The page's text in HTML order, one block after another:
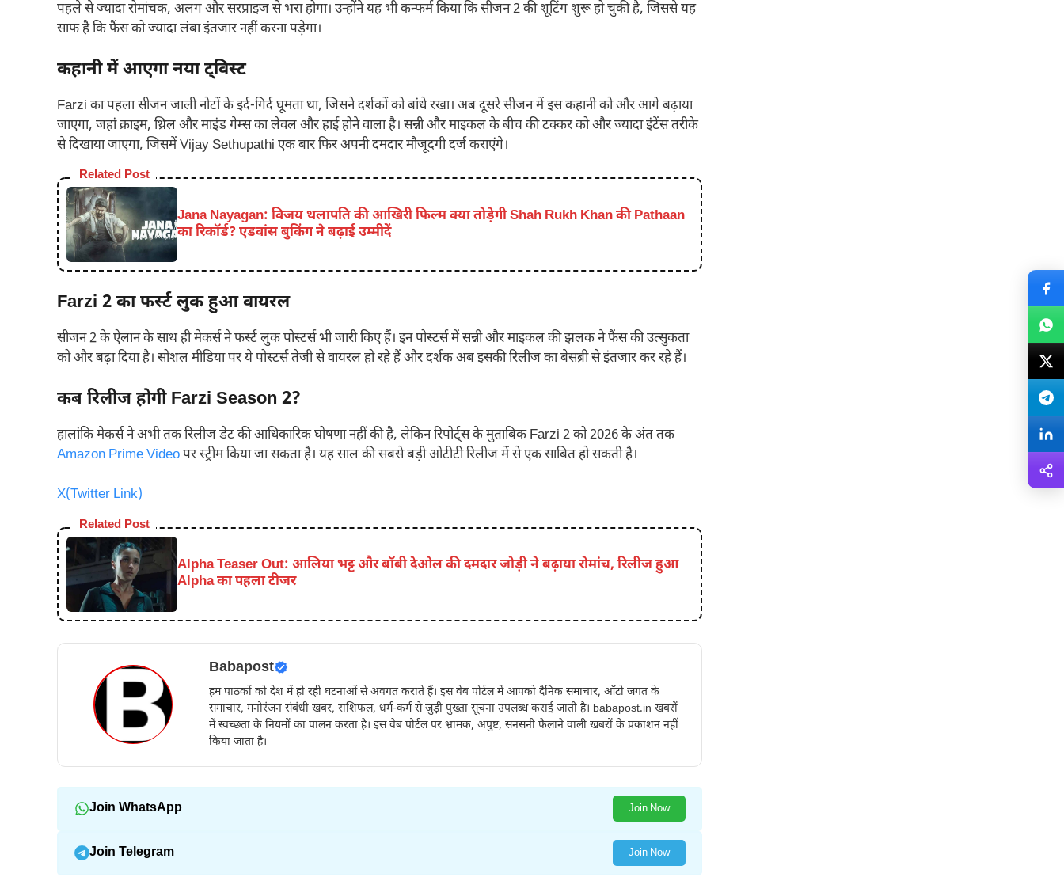
पहले से ज्यादा रोमांचक, अलग और सरप्राइज से भरा होगा। उन्होंने यह भी कन्फर्म किया कि सीजन 2 की शूटिंग शुरू हो चुकी है, जिससे यह
साफ है कि फैंस को ज्यादा लंबा इंतजार नहीं करना पड़ेगा।
कहानी में आएगा नया ट्विस्ट
Farzi का पहला सीजन जाली नोटों के इर्द-गिर्द घूमता था, जिसने दर्शकों को बांधे रखा। अब दूसरे सीजन में इस कहानी को और आगे बढ़ाया
जाएगा, जहां क्राइम, थ्रिल और माइंड गेम्स का लेवल और हाई होने वाला है। सन्नी और माइकल के बीच की टक्कर को और ज्यादा इंटेंस तरीके
से दिखाया जाएगा, जिसमें Vijay Sethupathi एक बार फिर अपनी दमदार मौजूदगी दर्ज कराएंगे।
Related Post
Jana Nayagan: विजय थलापति की आखिरी फिल्म क्या तोड़ेगी Shah Rukh Khan की Pathaan
का रिकॉर्ड? एडवांस बुकिंग ने बढ़ाई उम्मीदें
Farzi 2 का फर्स्ट लुक हुआ वायरल
सीजन 2 के ऐलान के साथ ही मेकर्स ने फर्स्ट लुक पोस्टर्स भी जारी किए हैं। इन पोस्टर्स में सन्नी और माइकल की झलक ने फैंस की उत्सुकता
को और बढ़ा दिया है। सोशल मीडिया पर ये पोस्टर्स तेजी से वायरल हो रहे हैं और दर्शक अब इसकी रिलीज का बेसब्री से इंतजार कर रहे हैं।
कब रिलीज होगी Farzi Season 2?
हालांकि मेकर्स ने अभी तक रिलीज डेट की आधिकारिक घोषणा नहीं की है, लेकिन रिपोर्ट्स के मुताबिक Farzi 2 को 2026 के अंत तक
Amazon Prime Videoपर स्ट्रीम किया जा सकता है। यह साल की सबसे बड़ी ओटीटी रिलीज में से एक साबित हो सकती है।
X(Twitter Link)
Related Post
Alpha Teaser Out: आलिया भट्ट और बॉबी देओल की दमदार जोड़ी ने बढ़ाया रोमांच, रिलीज हुआ
Alpha का पहला टीजर
Babapost
हम पाठकों को देश में हो रही घटनाओं से अवगत कराते हैं। इस वेब पोर्टल में आपको दैनिक समाचार, ऑटो जगत के
समाचार, मनोरंजन संबंधी खबर, राशिफल, धर्म-कर्म से जुड़ी पुख्ता सूचना उपलब्ध कराई जाती है। babapost.in खबरों
में स्वच्छता के नियमों का पालन करता है। इस वेब पोर्टल पर भ्रामक, अपुष्ट, सनसनी फैलाने वाली खबरों के प्रकाशन नहीं
किया जाता है।
Join WhatsApp Join Now
Join Telegram Join Now